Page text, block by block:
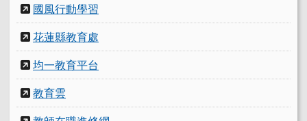
國風行動學習
花蓮縣教育處
均一教育平台
教育雲